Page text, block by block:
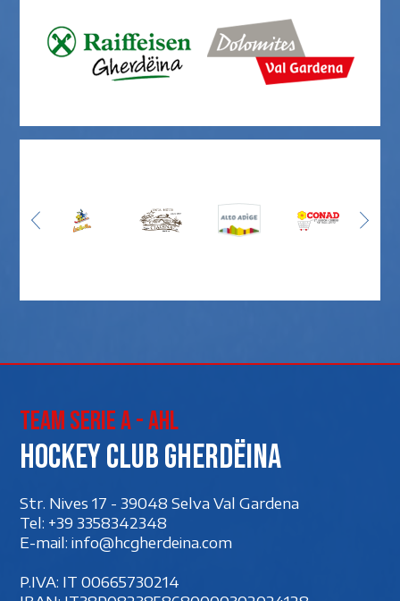
Team Serie A - AHL
Hockey club Gherdëina
Str. Nives 17 - 39048 Selva Val Gardena
Tel: +39 3358342348
E-mail: info@hcgherdeina.com
P.IVA: IT 00‍665730214